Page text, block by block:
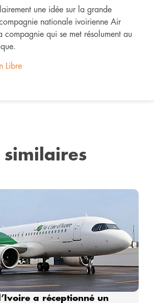
une idée sur la grande
nationale ivoirienne Air
compagnie qui se met résolument au
Libre
similaires
a réceptionné un